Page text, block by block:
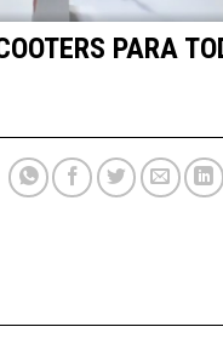
PARA